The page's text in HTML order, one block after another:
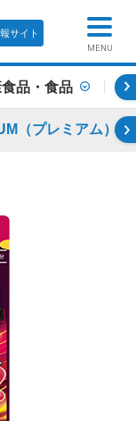
サイト
MENU
品・食品
（プレミアム）